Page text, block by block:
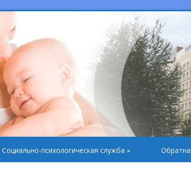
Социально-психологическая служба »